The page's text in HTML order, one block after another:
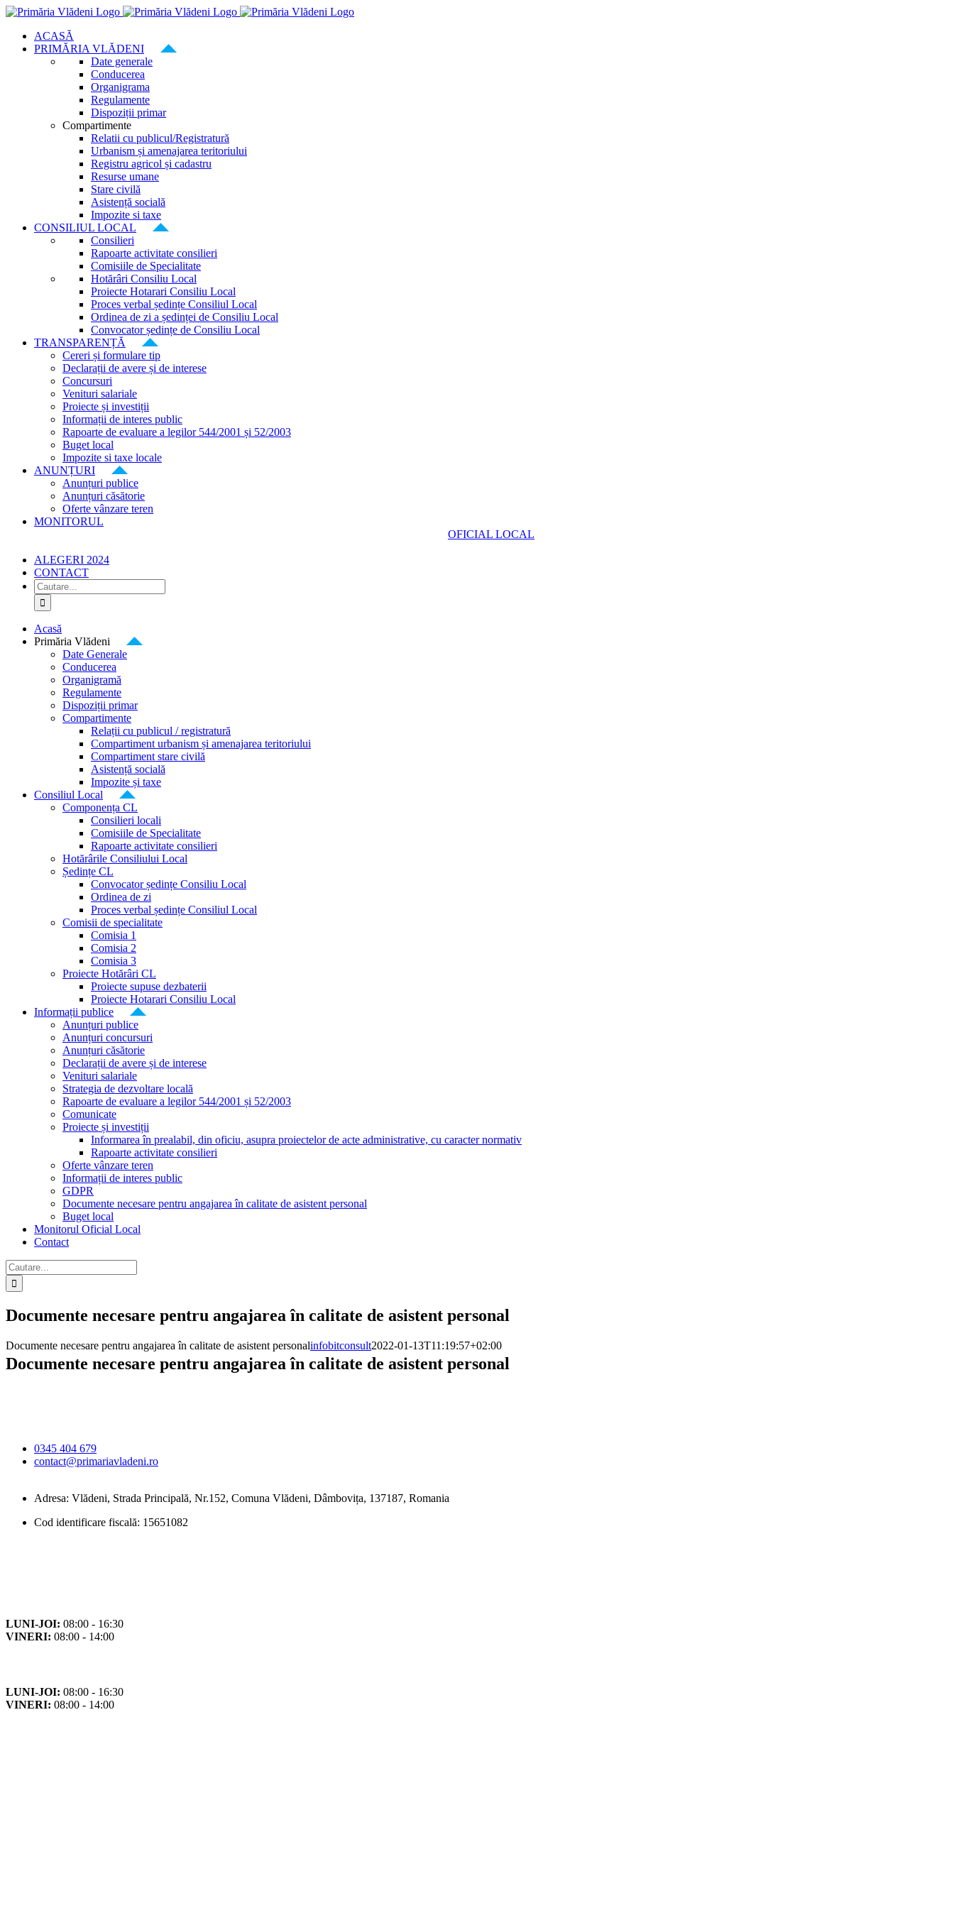
Skip
contentACASĂ
PRIMĂRIA VLĂDENI
Date generale
Conducerea
Organigrama
Regulamente
Dispoziții primar
Compartimente
Relatii cu publicul/Registratură
Urbanism și amenajarea teritoriului
Registru agricol și cadastru
Resurse umane
Stare civilă
Asistență socială
Impozite si taxe
CONSILIUL LOCAL
Consilieri
Rapoarte activitate consilieri
Comisiile de Specialitate
Hotărâri Consiliu Local
Proiecte Hotarari Consiliu Local
Proces verbal ședințe Consiliul Local
Ordinea de zi a ședinței de Consiliu Local
Convocator ședințe de Consiliu Local
TRANSPARENȚĂ
Cereri și formulare tip
Declarații de avere și de interese
Concursuri
Venituri salariale
Proiecte și investiții
Informații de interes public
Rapoarte de evaluare a legilor 544/2001 și 52/2003
Buget local
Impozite si taxe locale
ANUNȚURI
Anunțuri publice
Anunțuri căsătorie
Oferte vânzare teren
MONITORUL
OFICIAL LOCAL
ALEGERI 2024
CONTACT
Cautare...
Acasă
Primăria Vlădeni
Date Generale
Conducerea
Organigramă
Regulamente
Dispoziții primar
Compartimente
Relații cu publicul / registratură
Compartiment urbanism și amenajarea teritoriului
Compartiment stare civilă
Asistență socială
Impozite și taxe
Consiliul Local
Componența CL
Consilieri locali
Comisiile de Specialitate
Rapoarte activitate consilieri
Hotărârile Consiliului Local
Ședințe CL
Convocator ședințe Consiliu Local
Ordinea de zi
Proces verbal ședințe Consiliul Local
Comisii de specialitate
Comisia 1
Comisia 2
Comisia 3
Proiecte Hotărâri CL
Proiecte supuse dezbaterii
Proiecte Hotarari Consiliu Local
Informații publice
Anunțuri publice
Anunțuri concursuri
Anunțuri căsătorie
Declarații de avere și de interese
Venituri salariale
Strategia de dezvoltare locală
Rapoarte de evaluare a legilor 544/2001 și 52/2003
Comunicate
Proiecte și investiții
Informarea în prealabil, din oficiu, asupra proiectelor de acte administrative, cu caracter normativ
Rapoarte activitate consilieri
Oferte vânzare teren
Informații de interes public
GDPR
Documente necesare pentru angajarea în calitate de asistent personal
Buget local
Monitorul Oficial Local
Contact
Cautare...
Documente necesare pentru angajarea în calitate de asistent personal
Documente necesare pentru angajarea în calitate de asistent personalinfobitconsult2022-01-13T11:19:57+02:00
Documente necesare pentru angajarea în calitate de asistent personal
0345 404 679
contact@primariavladeni.ro
Adresa: Vlădeni, Strada Principală, Nr.152, Comuna Vlădeni, Dâmbovița, 137187, Romania
Cod identificare fiscală: 15651082
LUNI-JOI: 08:00 - 16:30
VINERI: 08:00 - 14:00
LUNI-JOI: 08:00 - 16:30
VINERI: 08:00 - 14:00